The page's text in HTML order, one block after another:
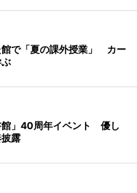
館で「夏の課外授業」 カー
館」40周年イベント 優し
露